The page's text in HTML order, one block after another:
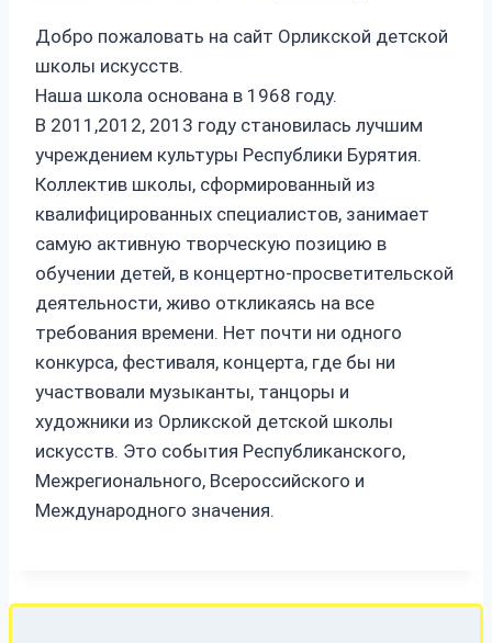
Добро пожаловать на сайт Орликской детской
школы искусств.
Наша школа основана в 1968 году.
В 2011,2012, 2013 году становилась лучшим
учреждением культуры Республики Бурятия.
Коллектив школы, сформированный из
квалифицированных специалистов, занимает
самую активную творческую позицию в
обучении детей, в концертно-просветительской
деятельности, живо откликаясь на все
требования времени. Нет почти ни одного
конкурса, фестиваля, концерта, где бы ни
участвовали музыканты, танцоры и
художники из Орликской детской школы
искусств. Это события Республиканского,
Межрегионального, Всероссийского и
Международного значения.